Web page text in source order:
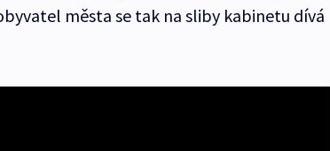
města se tak na sliby kabinetu dívá